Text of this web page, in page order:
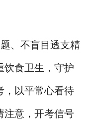
、不盲目透支精
饮食卫生，守护
，以平常心看待
注意，开考信号